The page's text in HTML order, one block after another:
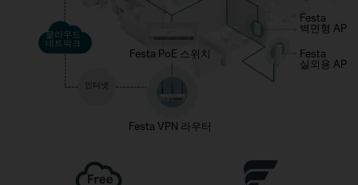
Festa PoE 스위치
Festa VPN 라우터
Festa
벽면형 AP
Festa
실외용 AP
클라우드
네트워크
인터넷